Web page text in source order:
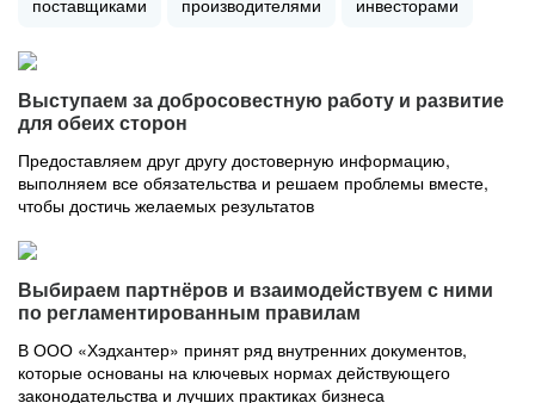
поставщиками производителями инвесторами
Выступаем за добросовестную работу и развитие
для обеих сторон
Предоставляем друг другу достоверную информацию,
выполняем все обязательства и решаем проблемы вместе,
чтобы достичь желаемых результатов
Выбираем партнёров и взаимодействуем с ними
по регламентированным правилам
В ООО «Хэдхантер» принят ряд внутренних документов,
которые основаны на ключевых нормах действующего
законодательства и лучших практиках бизнеса